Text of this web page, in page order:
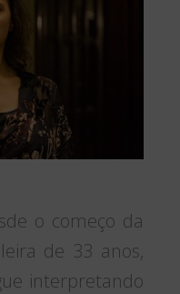
o começo da
de 33 anos,
interpretando